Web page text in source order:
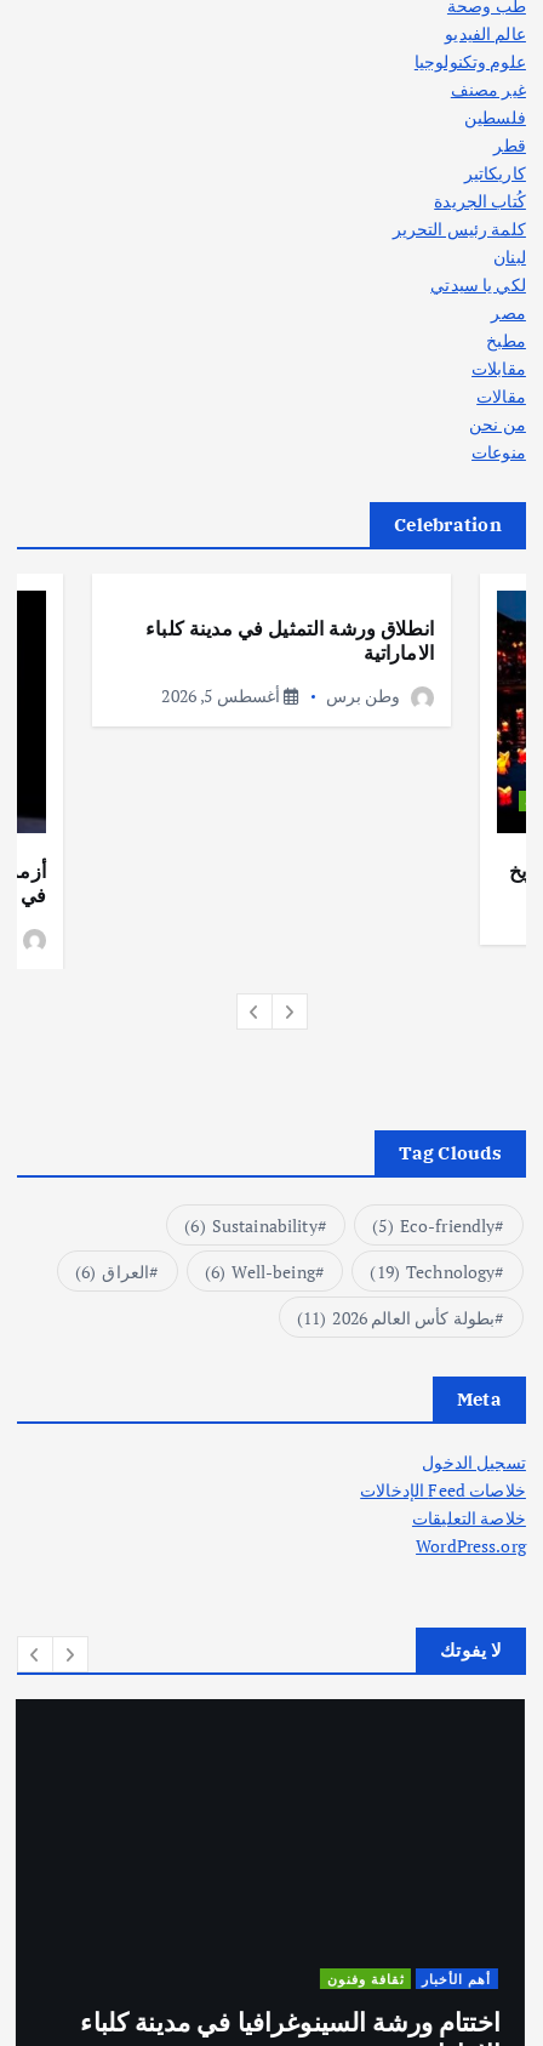
طب وصحة
عالم الفيديو
علوم وتكنولوجيا
غير مصنف
فلسطين
قطر
كاريكاتير
كُتاب الجريدة
كلمة رئيس التحرير
لبنان
لكي يا سيدتي
مصر
مطبخ
مقابلات
مقالات
من نحن
منوعات
Celebration
انطلاق ورشة التمثيل في مدينة كلباء
الاماراتية
وطن برس أغسطس 5, 2026
أزمة
في
Tag Clouds
Eco-friendly
(5)
Sustainability
(6)
Technology
(19)
Well-being
(6) العراق (6)
بطولة كأس العالم 2026
(11)
Meta
تسجيل الدخول
خلاصات Feed الإدخالات
خلاصة التعليقات
WordPress.org
لا يفوتك
أهم الأخبار ثقافة وفنون
اختتام ورشة السينوغرافيا في مدينة كلباء